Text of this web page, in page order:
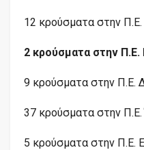
12 κρούσματα στην Π.Ε.
2 κρούσματα στην Π.Ε.
9 κρούσματα στην Π.Ε.
37 κρούσματα στην Π.Ε.
5 κρούσματα στην Π.Ε.